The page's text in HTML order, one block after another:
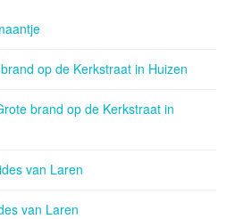
op de Kerkstraat in Huizen
brand op de Kerkstraat in
van Laren
van Laren